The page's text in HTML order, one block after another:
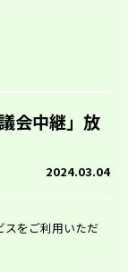
会中継」放
2024.03.04
スをご利用いただ